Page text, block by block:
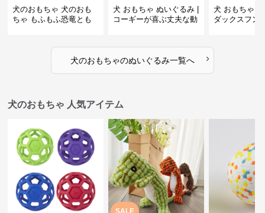
犬のおもちゃ 犬のおも
ちゃ もふもふ恐竜とも
犬 おもちゃ ぬいぐるみ |
コーギーが喜ぶ丈夫な動
犬 おもちゃ
ダックスフン
犬のおもちゃのぬいぐるみ一覧へ ›
犬のおもちゃ 人気アイテム
SALE